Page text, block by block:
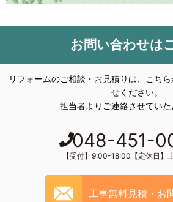
お問い合わせは
リフォームのご相談・お見積りは、こち
せください。
担当者よりご連絡させていた
048-451-
【受付】9:00-18:00【定休日】
工事無料見積・お